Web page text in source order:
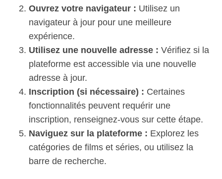
Ouvrez votre navigateur : Utilisez un
navigateur à jour pour une meilleure
expérience.
Utilisez une nouvelle adresse : Vérifiez si la
plateforme est accessible via une nouvelle
adresse à jour.
Inscription (si nécessaire) : Certaines
fonctionnalités peuvent requérir une
inscription, renseignez-vous sur cette étape.
Naviguez sur la plateforme : Explorez les
catégories de films et séries, ou utilisez la
barre de recherche.